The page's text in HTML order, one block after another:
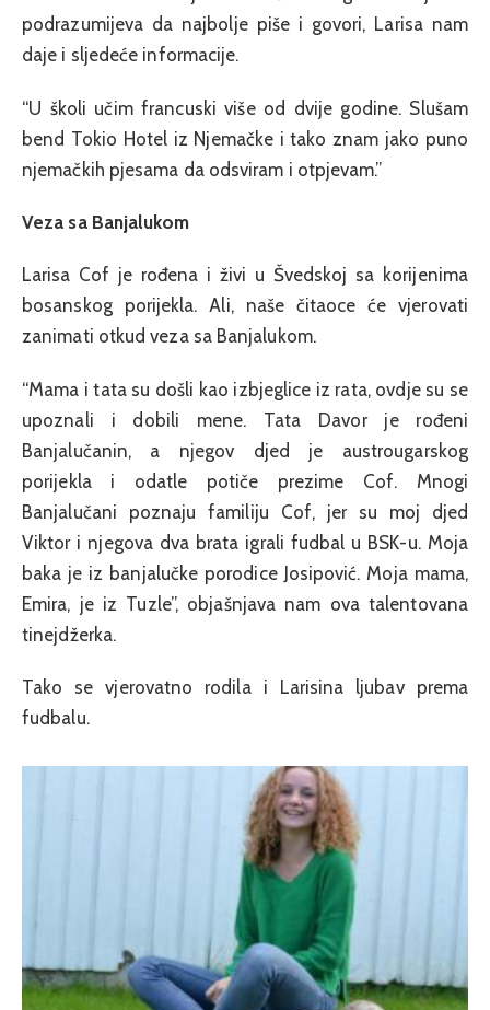
podrazumijeva da najbolje piše i govori, Larisa nam
daje i sljedeće informacije.
“U školi učim francuski više od dvije godine. Slušam
bend Tokio Hotel iz Njemačke i tako znam jako puno
njemačkih pjesama da odsviram i otpjevam.”
Veza sa Banjalukom
Larisa Cof je rođena i živi u Švedskoj sa korijenima
bosanskog porijekla. Ali, naše čitaoce će vjerovati
zanimati otkud veza sa Banjalukom.
“Mama i tata su došli kao izbjeglice iz rata, ovdje su se
upoznali i dobili mene. Tata Davor je rođeni
Banjalučanin, a njegov djed je austrougarskog
porijekla i odatle potiče prezime Cof. Mnogi
Banjalučani poznaju familiju Cof, jer su moj djed
Viktor i njegova dva brata igrali fudbal u BSK-u. Moja
baka je iz banjalučke porodice Josipović. Moja mama,
Emira, je iz Tuzle”, objašnjava nam ova talentovana
tinejdžerka.
Tako se vjerovatno rodila i Larisina ljubav prema
fudbalu.